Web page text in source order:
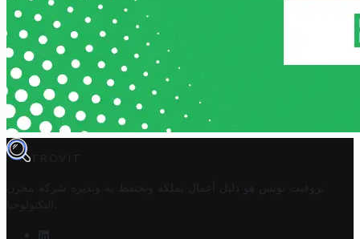
TROVIT
تروفيت تونس هو دليل أعمال تملكه وتحتفظ به وتديره
شركة مخزن
التكنولوجيا